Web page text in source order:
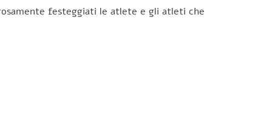
festeggiati le atlete e gli atleti che